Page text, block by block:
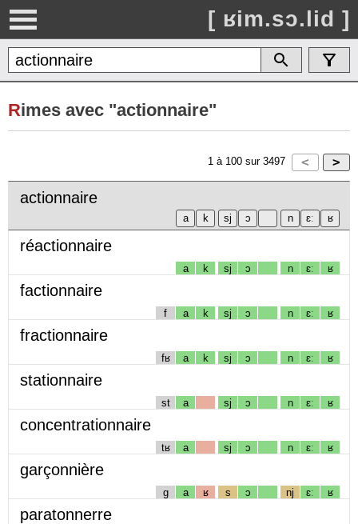
[ ʁim.sɔ.lid ]
Rimes avec "actionnaire"
1 à 100 sur 3497
actionnaire
réactionnaire
a k sj ɔ n ɛː ʁ
factionnaire
f a k sj ɔ n ɛː ʁ
fractionnaire
fʁ a k sj ɔ n ɛː ʁ
stationnaire
st a sj ɔ n ɛː ʁ
concentrationnaire
tʁ a sj ɔ n ɛː ʁ
garçonnière
g a ʁ s ɔ nj ɛː ʁ
paratonnerre